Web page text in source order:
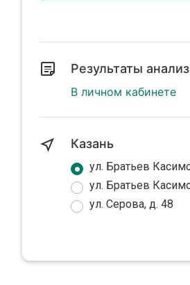
Результаты
В личном кабинете
Казань
ул. Братьев
ул. Братьев
ул. Серова, д. 48